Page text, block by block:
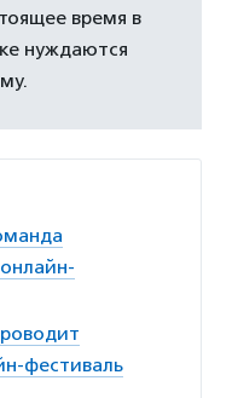
время в
нуждаются
фестиваль